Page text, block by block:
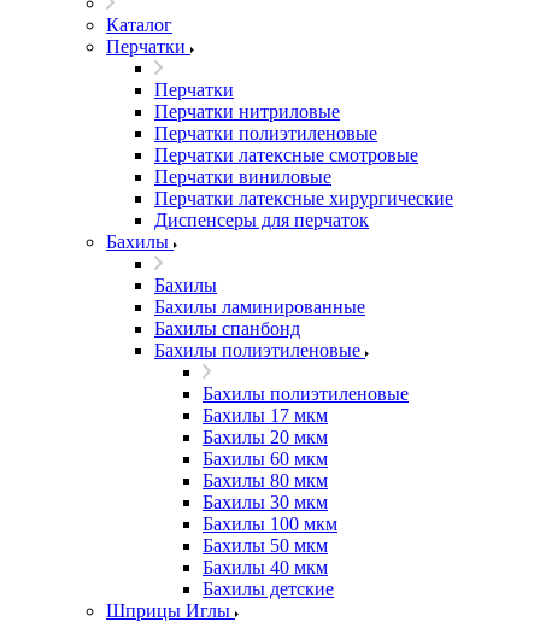
Каталог
Перчатки
Перчатки
Перчатки нитриловые
Перчатки полиэтиленовые
Перчатки латексные смотровые
Перчатки виниловые
Перчатки латексные хирургические
Диспенсеры для перчаток
Бахилы
Бахилы
Бахилы ламинированные
Бахилы спанбонд
Бахилы полиэтиленовые
Бахилы полиэтиленовые
Бахилы 17 мкм
Бахилы 20 мкм
Бахилы 60 мкм
Бахилы 80 мкм
Бахилы 30 мкм
Бахилы 100 мкм
Бахилы 50 мкм
Бахилы 40 мкм
Бахилы детские
Шприцы Иглы